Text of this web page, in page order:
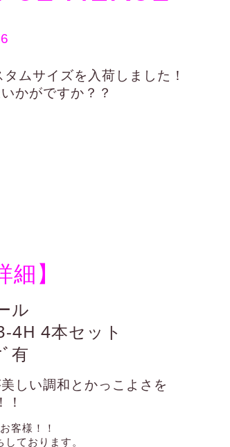
ムサイズを入荷しました！
かがですか？？
】
ル
4H 4本セット
有
しい調和とかっこよさを
客様！！
ております。